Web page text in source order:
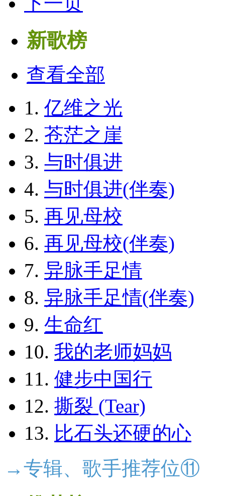
新歌榜
查看全部
1. 亿维之光
2. 苍茫之崖
3. 与时俱进
4. 与时俱进(伴奏)
5. 再见母校
6. 再见母校(伴奏)
7. 异脉手足情
8. 异脉手足情(伴奏)
9. 生命红
10. 我的老师妈妈
11. 健步中国行
12. 撕裂 (Tear)
13. 比石头还硬的心
→专辑、歌手推荐位⑪